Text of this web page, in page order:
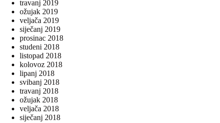
travanj 2019
ožujak 2019
veljača 2019
siječanj 2019
prosinac 2018
studeni 2018
listopad 2018
kolovoz 2018
lipanj 2018
svibanj 2018
travanj 2018
ožujak 2018
veljača 2018
siječanj 2018